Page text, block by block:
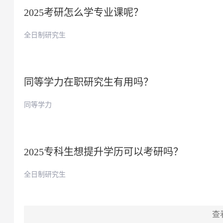
2025考研怎么学专业课呢？
全日制研究生
同等学力在职研究生有用吗？
同等学力
2025专科生想提升学历可以考研吗？
全日制研究生
查